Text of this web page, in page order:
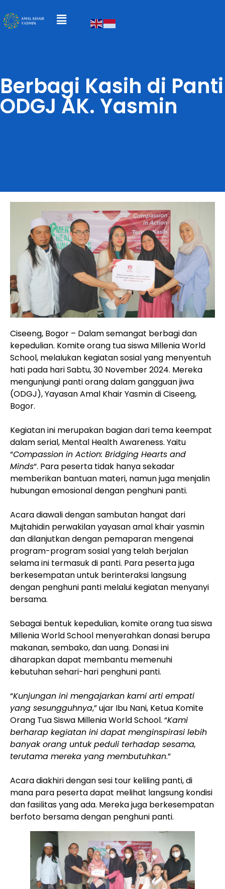
Berbagi Kasih di Panti
ODGJ AK. Yasmin
Ciseeng, Bogor – Dalam semangat berbagi dan
kepedulian. Komite orang tua siswa Millenia World
School, melalukan kegiatan sosial yang menyentuh
hati pada hari Sabtu, 30 November 2024. Mereka
mengunjungi panti orang dalam gangguan jiwa
(ODGJ), Yayasan Amal Khair Yasmin di Ciseeng,
Bogor.
Kegiatan ini merupakan bagian dari tema keempat
dalam serial, Mental Health Awareness. Yaitu
“Compassion in Action: Bridging Hearts and
Minds“. Para peserta tidak hanya sekadar
memberikan bantuan materi, namun juga menjalin
hubungan emosional dengan penghuni panti.
Acara diawali dengan sambutan hangat dari
Mujtahidin perwakilan yayasan amal khair yasmin
dan dilanjutkan dengan pemaparan mengenai
program-program sosial yang telah berjalan
selama ini termasuk di panti. Para peserta juga
berkesempatan untuk berinteraksi langsung
dengan penghuni panti melalui kegiatan menyanyi
bersama.
Sebagai bentuk kepedulian, komite orang tua siswa
Millenia World School menyerahkan donasi berupa
makanan, sembako, dan uang. Donasi ini
diharapkan dapat membantu memenuhi
kebutuhan sehari-hari penghuni panti.
“Kunjungan ini mengajarkan kami arti empati
yang sesungguhnya,” ujar Ibu Nani, Ketua Komite
Orang Tua Siswa Millenia World School. “Kami
berharap kegiatan ini dapat menginspirasi lebih
banyak orang untuk peduli terhadap sesama,
terutama mereka yang membutuhkan.”
Acara diakhiri dengan sesi tour keliling panti, di
mana para peserta dapat melihat langsung kondisi
dan fasilitas yang ada. Mereka juga berkesempatan
berfoto bersama dengan penghuni panti.